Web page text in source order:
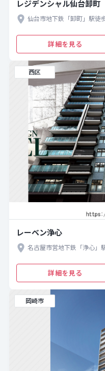
レジデンシャル仙台卸町
仙台市地下鉄「卸町」駅徒
詳細を見る
西区
レーベン浄心
名古屋市営地下鉄「浄心」
詳細を見る
岡崎市